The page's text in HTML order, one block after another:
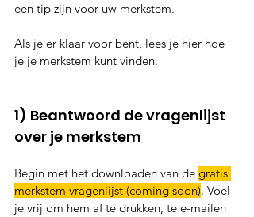
een tip zijn voor uw merkstem.
Als je er klaar voor bent, lees je hier hoe
je je merkstem kunt vinden.
1) Beantwoord de vragenlijst
over je merkstem
Begin met het downloaden van de gratis
merkstem vragenlijst (coming soon). Voel
je vrij om hem af te drukken, te e-mailen